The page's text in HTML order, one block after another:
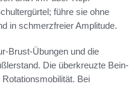
führe sie ohne
in schmerzfreier Amplitude.
Brust-Übungen und die
Die überkreuzte Bein-
Bei